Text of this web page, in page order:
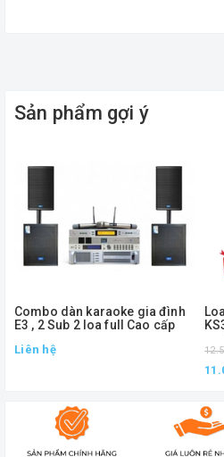
Phụ kiện : 2 micro, 1 remote,
Equalizer chỉnh tay : Không
Ngõ cắm nhạc cụ : Có
Ngõ cắm micro : Có (6.5mm)
Bluetooth : Có
Khe cắm thẻ nhớ : Có
Sản phẩm gợi ý
Combo dàn karaoke gia đình
E3 , 2 Sub 2 loa full Cao cấp
Liên hệ